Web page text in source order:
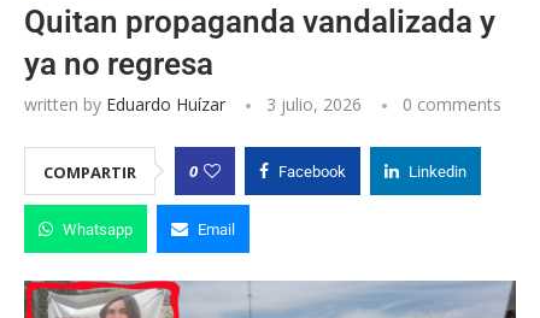
Quitan propaganda vandalizada y
ya no regresa
written by Eduardo Huízar 3 julio, 2026 0 comments
COMPARTIR 0 Facebook Linkedin
Whatsapp Email